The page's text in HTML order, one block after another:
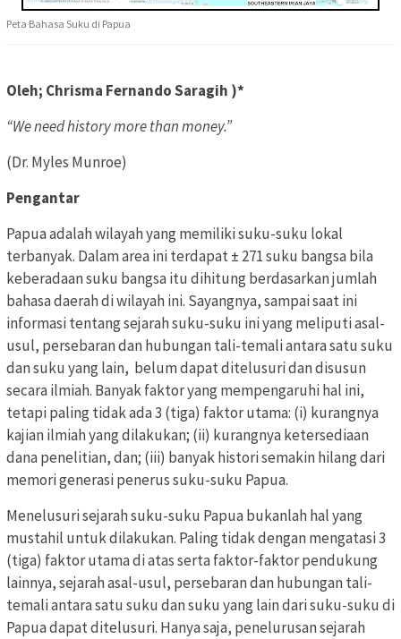
Peta Bahasa Suku di Papua
Oleh; Chrisma Fernando Saragih )*
“We need history more than money.”
(Dr. Myles Munroe)
Pengantar
Papua adalah wilayah yang memiliki suku-suku lokal
terbanyak. Dalam area ini terdapat ± 271 suku bangsa bila
keberadaan suku bangsa itu dihitung berdasarkan jumlah
bahasa daerah di wilayah ini. Sayangnya, sampai saat ini
informasi tentang sejarah suku-suku ini yang meliputi asal-
usul, persebaran dan hubungan tali-temali antara satu suku
dan suku yang lain, belum dapat ditelusuri dan disusun
secara ilmiah. Banyak faktor yang mempengaruhi hal ini,
tetapi paling tidak ada 3 (tiga) faktor utama: (i) kurangnya
kajian ilmiah yang dilakukan; (ii) kurangnya ketersediaan
dana penelitian, dan; (iii) banyak histori semakin hilang dari
memori generasi penerus suku-suku Papua.
Menelusuri sejarah suku-suku Papua bukanlah hal yang
mustahil untuk dilakukan. Paling tidak dengan mengatasi 3
(tiga) faktor utama di atas serta faktor-faktor pendukung
lainnya, sejarah asal-usul, persebaran dan hubungan tali-
temali antara satu suku dan suku yang lain dari suku-suku di
Papua dapat ditelusuri. Hanya saja, penelurusan sejarah